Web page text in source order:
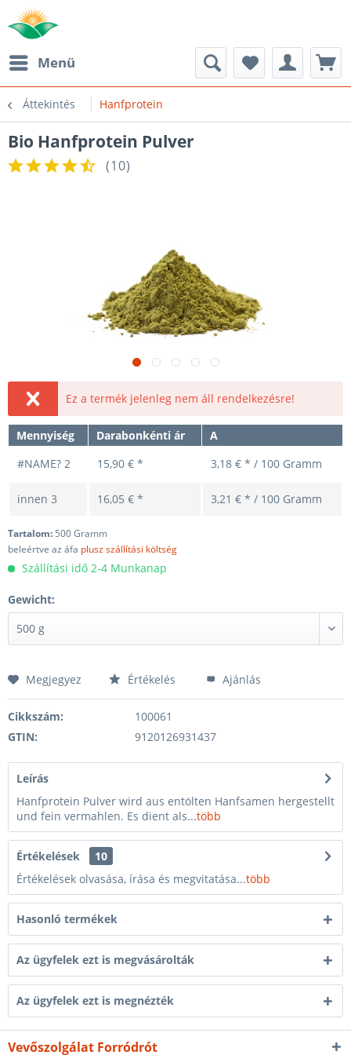
Menü
Áttekintés Hanfprotein
Bio Hanfprotein Pulver
(10)
Ez a termék jelenleg nem áll rendelkezésre!
Mennyiség Darabonkénti ár
A
#NAME? 2 15,90 € * 3,18 € * / 100 Gramm
innen 3 16,05 € * 3,21 € * / 100 Gramm
Tartalom: 500 Gramm
beleértve az áfa plusz szállítási költség
Szállítási idő 2-4 Munkanap
Gewicht:
Megjegyez Értékelés Ajánlás
Cikkszám:
100061
GTIN:
9120126931437
Leírás
Hanfprotein Pulver wird aus entölten Hanfsamen hergestellt
und fein vermahlen. Es dient als...több
Értékelések
10
Értékelések olvasása, írása és megvitatása...több
Hasonló termékek
Az ügyfelek ezt is megvásárolták
Az ügyfelek ezt is megnézték
Vevőszolgálat Forródrót